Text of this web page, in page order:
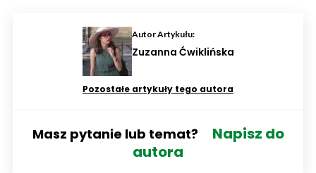
Autor Artykułu:
Zuzanna Ćwiklińska
Pozostałe artykuły tego autora
Masz pytanie lub temat?
Napisz do
autora